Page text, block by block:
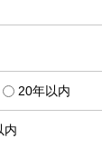
20年以内
内